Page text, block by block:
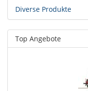
Diverse Produkte
Top Angebote